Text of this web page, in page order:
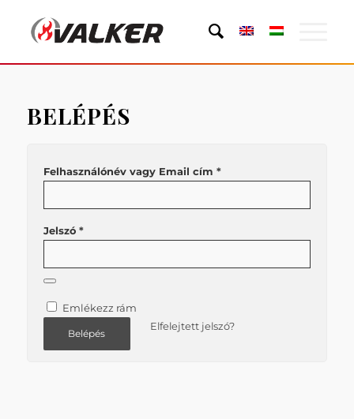
BELÉPÉS
Felhasználónév vagy Email cím *
Jelszó *
Emlékezz rám
Belépés
Elfelejtett jelszó?